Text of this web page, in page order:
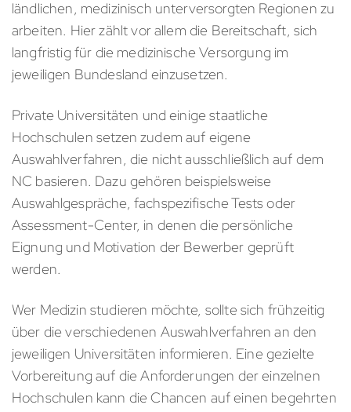
ländlichen, medizinisch unterversorgten Regionen zu
arbeiten. Hier zählt vor allem die Bereitschaft, sich
langfristig für die medizinische Versorgung im
jeweiligen Bundesland einzusetzen.
Private Universitäten und einige staatliche
Hochschulen setzen zudem auf eigene
Auswahlverfahren, die nicht ausschließlich auf dem
NC basieren. Dazu gehören beispielsweise
Auswahlgespräche, fachspezifische Tests oder
Assessment-Center, in denen die persönliche
Eignung und Motivation der Bewerber geprüft
werden.
Wer Medizin studieren möchte, sollte sich frühzeitig
über die verschiedenen Auswahlverfahren an den
jeweiligen Universitäten informieren. Eine gezielte
Vorbereitung auf die Anforderungen der einzelnen
Hochschulen kann die Chancen auf einen begehrten